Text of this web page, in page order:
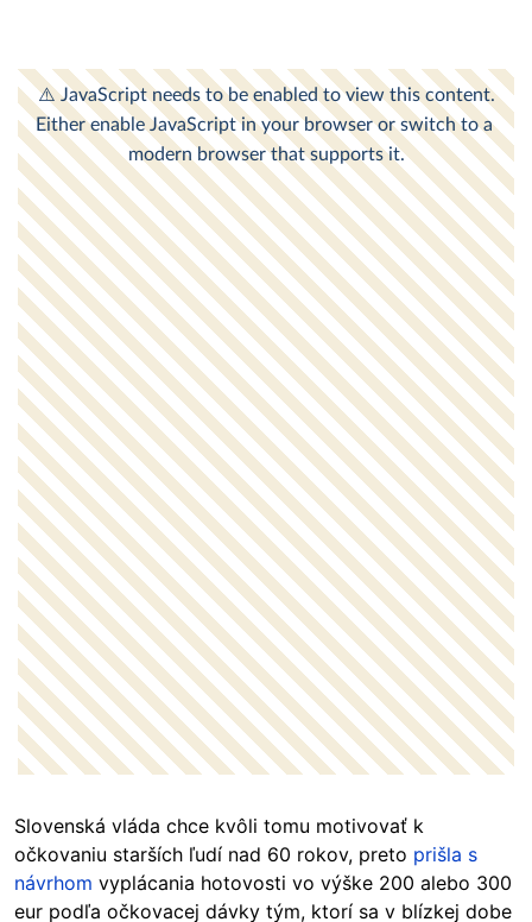
Slovenská vláda chce kvôli tomu motivovať k
očkovaniu starších ľudí nad 60 rokov, preto prišla s
návrhom vyplácania hotovosti vo výške 200 alebo 300
eur podľa očkovacej dávky tým, ktorí sa v blízkej dobe